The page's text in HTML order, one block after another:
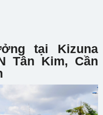
tại Kizuna
Tân Kim, Cần